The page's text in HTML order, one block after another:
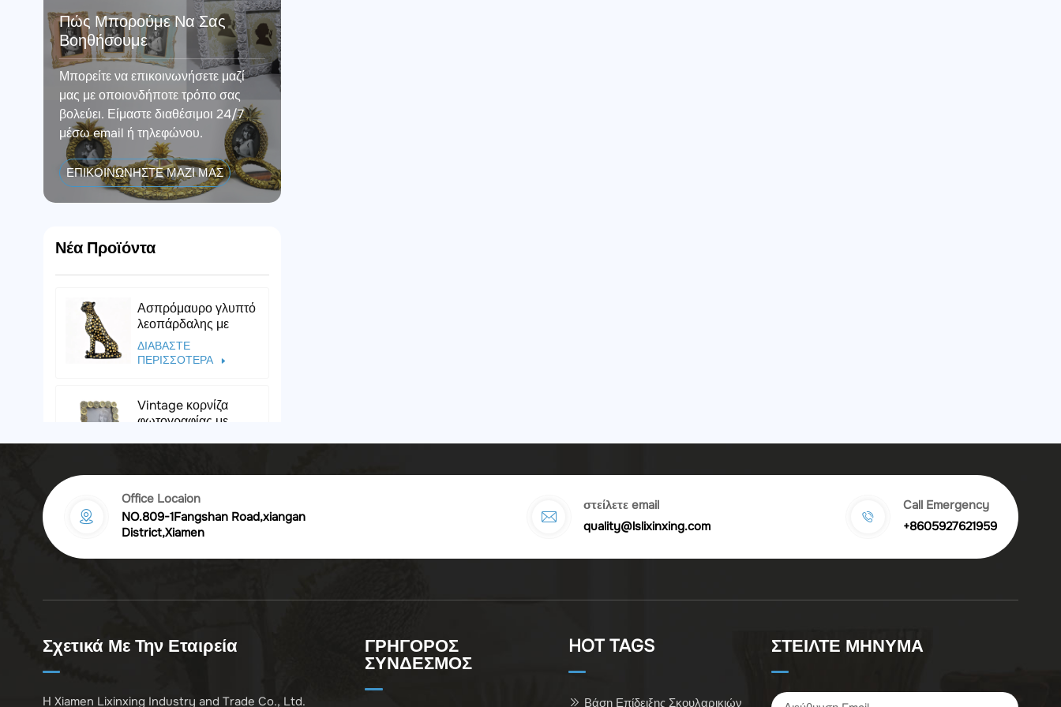
Πώς Μπορούμε Να Σας
Βοηθήσουμε
Μπορείτε να επικοινωνήσετε μαζί
μας με οποιονδήποτε τρόπο σας
βολεύει. Είμαστε διαθέσιμοι 24/7
μέσω email ή τηλεφώνου.
ΕΠΙΚΟΙΝΩΝΗΣΤΕ ΜΑΖΙ ΜΑΣ
Νέα Προϊόντα
Ασπρόμαυρο γλυπτό
λεοπάρδαλης με
πουά
ΔΙΑΒΑΣΤΕ
ΠΕΡΙΣΣΟΤΕΡΑ
Vintage κορνίζα
φωτογραφίας με
ΔΙΑΒΑΣΤΕ
Vintage χάλκινο
ειδώλιο δράκου
Komodo
ΔΙΑΒΑΣΤΕ
Ρωμαίος στρατιώτης
ΔΙΑΒΑΣΤΕ
ΠΕΡΙΣΣΟΤΕΡΑ
Πολυτελές
Office Locaion
NO.809-1Fangshan Road,xiangan
District,Xiamen
στείλετε email
quality@lslixinxing.com
Call Emergency
+8605927621959
Σχετικά Με Την Εταιρεία
Η Xiamen Lixinxing Industry and Trade Co., Ltd.
ΓΡΗΓΟΡΟΣ
ΣΥΝΔΕΣΜΟΣ
HOT TAGS
Βάση Επίδειξης Σκουλαρικιών
ΣΤΕΙΛΤΕ ΜΗΝΥΜΑ